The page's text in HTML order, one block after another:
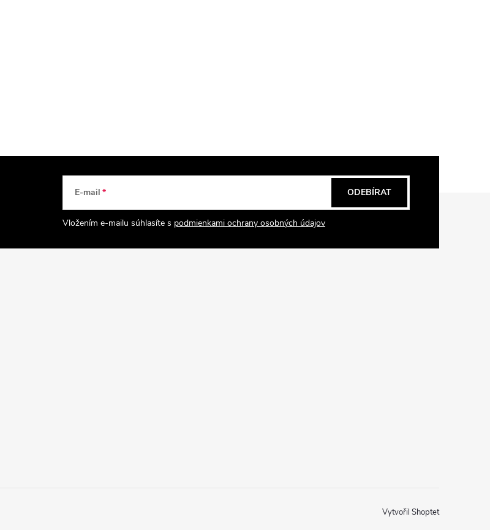
E-mail
Vložením e-mailu súhlasíte s podmienkami ochrany osobných údajov
ODEBÍRAT
Vytvořil Shoptet